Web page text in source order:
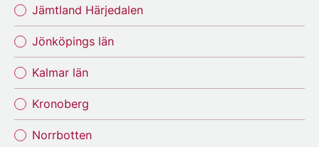
Jämtland Härjedalen
Jönköpings län
Kalmar län
Kronoberg
Norrbotten